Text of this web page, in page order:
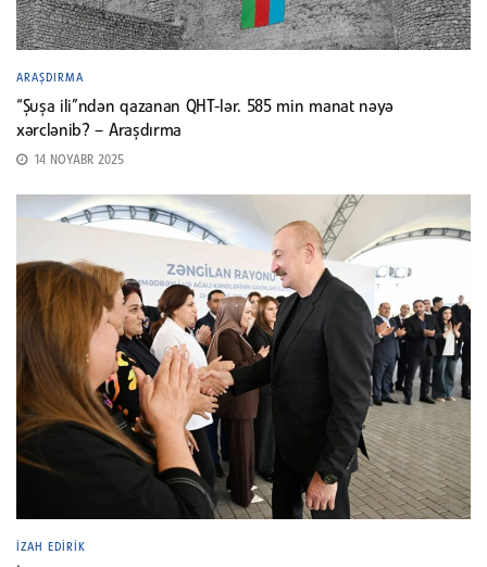
ARAŞDIRMA
“Şuşa ili”ndən qazanan QHT-lər. 585 min manat nəyə
xərclənib? – Araşdırma
14 NOYABR 2025
İZAH EDIRIK